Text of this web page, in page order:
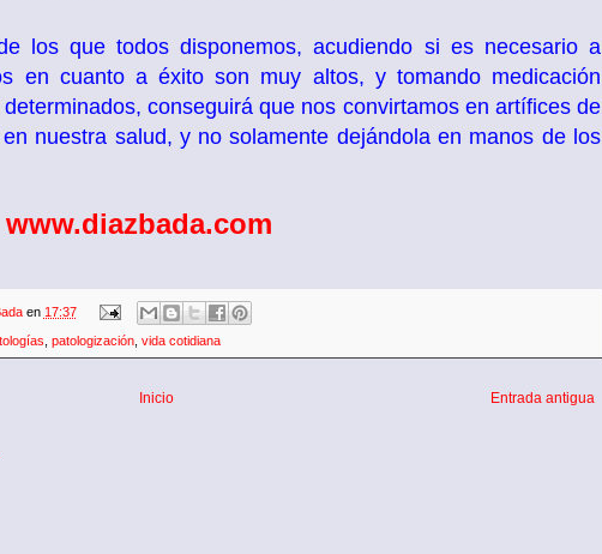
los que todos disponemos, acudiendo si es necesario a
en cuanto a éxito son muy altos, y tomando medicación
conseguirá que nos convirtamos en artífices de
nuestra salud, y no solamente dejándola en manos de los
www.diazbada.com
en 17:37
patologización vida cotidiana
Entrada antigua
Inicio